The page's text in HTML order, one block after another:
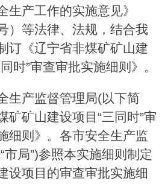
生产工作的实施意见》
）等法律、法规，结合我
订《辽宁省非煤矿矿山建
时”审查审批实施细则》。
产监督管理局(以下简
矿矿山建设项目“三同时”审
细则》。各市安全生产监
局”)参照本实施细则制定
设项目的审查审批实施细